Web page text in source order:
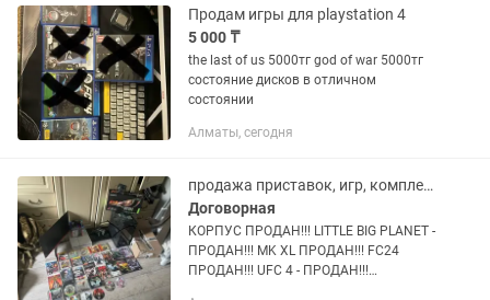
Для постоянных...
Продам игры для playstation 4
5 000 ₸
the last of us 5000тг god of war 5000тг
состояние дисков в отличном
состоянии
Алматы, сегодня
продажа приставок, игр, комплектующих,
Договорная
КОРПУС ПРОДАН!!! LITTLE BIG PLANET -
ПРОДАН!!! MK XL ПРОДАН!!! FC24
ПРОДАН!!! UFC 4 - ПРОДАН!!!